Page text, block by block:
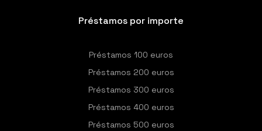
Préstamos por importe
Préstamos 100 euros
Préstamos 200 euros
Préstamos 300 euros
Préstamos 400 euros
Préstamos 500 euros